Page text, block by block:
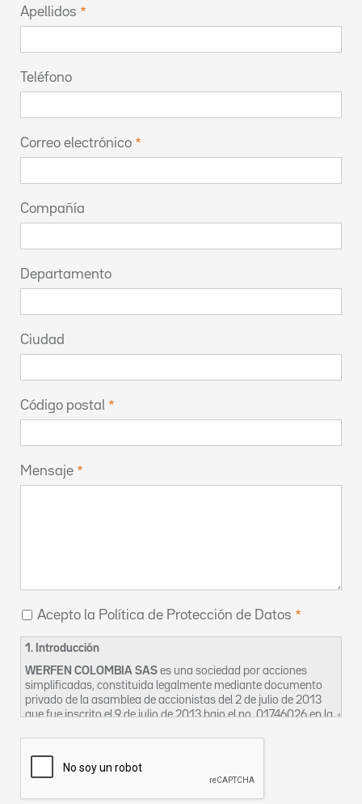
Apellidos
Teléfono
Correo electrónico
Compañía
Departamento
Ciudad
Código postal
Mensaje
Acepto la Política de Protección de Datos
1. Introducción
WERFEN COLOMBIA SAS es una sociedad por acciones
simplificadas, constituida legalmente mediante documento
privado de la asamblea de accionistas del 2 de julio de 2013
que fue inscrito el 9 de julio de 2013 bajo el no. 01746026 en la
tributariamente bajo el NIT 900633240-2 y para los efectos
de esta política se denominará en adelante como “La